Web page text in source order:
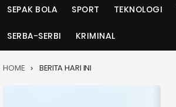
SEPAK BOLA SPORT TEKNOLOGI
SERBA-SERBI KRIMINAL
HOME BERITA HARI INI